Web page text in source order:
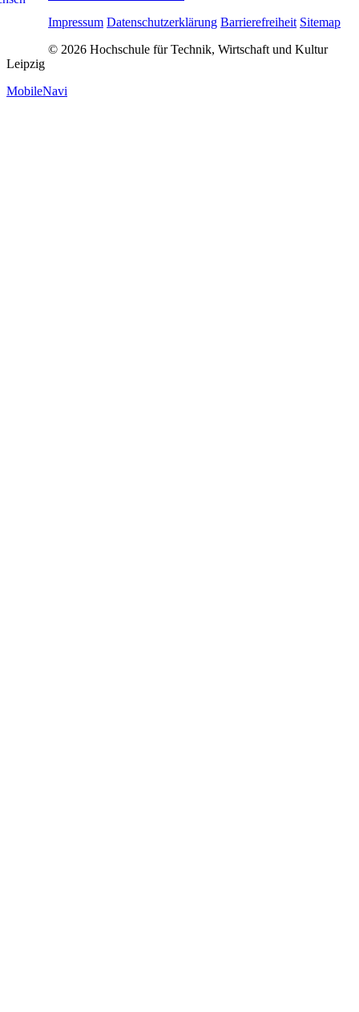
Impressum Datenschutzerklärung Barrierefreiheit Sitemap
© 2026 Hochschule für Technik, Wirtschaft und Kultur
Leipzig
MobileNavi